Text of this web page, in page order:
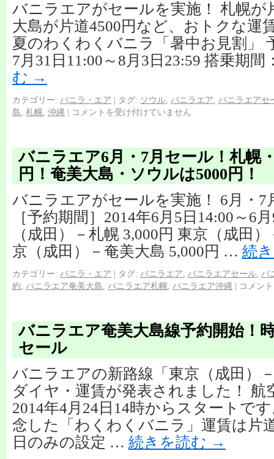
バニラエアがセールを実施！ 札幌が
大島が片道4500円など、おトクな運
夏のわくわくバニラ「暑中お見割」
7月31日11:00～8月3日23:59 搭乗期
む →
カテゴリー: バニラ・エア | タグ: ソウル バニラエア
バニラエアセ
島 札幌 沖縄 | コメントを受け付けていません
バニラエア6月・7月セール！札幌
円！奄美大島・ソウルは5000円！
バニラエアがセールを実施！ 6月・7
［予約期間］2014年6月5日14:00～6
（成田）－札幌 3,000円 東京（成田
京（成田）－奄美大島 5,000円 … 続
カテゴリー: バニラ・エア | タグ: バニラエア バニラエアセール バ
約
バニラエア奄美大島 バニラエア札幌 バニラエア沖縄 | コメン
バニラエア奄美大島線予約開始！
セール
バニラエアの新路線「東京（成田）
ダイヤ・運賃が発表されました！ 航
2014年4月24日14時からスタートで
念した「わくわくバニラ」運賃は片
日のみの設定 … 続きを読む →